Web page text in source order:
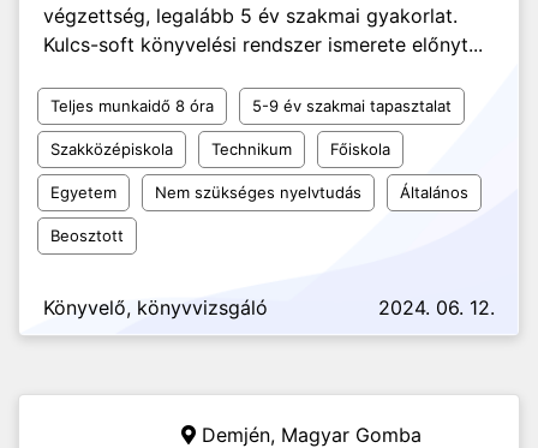
végzettség, legalább 5 év szakmai gyakorlat.
Kulcs-soft könyvelési rendszer ismerete előnyt...
Teljes munkaidő 8 óra 5-9 év szakmai tapasztalat
Szakközépiskola Technikum Főiskola
Egyetem Nem szükséges nyelvtudás Általános
Beosztott
Könyvelő, könyvvizsgáló 2024. 06. 12.
Demjén, Magyar Gomba